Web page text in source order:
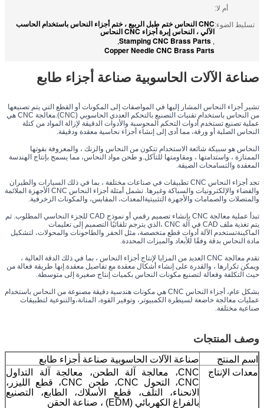
أم لا:
تسليط الضوء: CNC النحاس ختم طبل الربيع ، ختم أجزاء النحاس باستخدام الحاسب
الآلي ، النحاس إبرة أجزاء CNC النحاس
,
Stamping CNC Brass Parts
,
Copper Needle CNC Brass Parts
صناعة الآلات الحاسوبية صناعة أجزاء طابع
تشير أجزاء النحاس المشار إليها في المواصفات إلى المكونات أو القطع التي يتم تصنيعها
من النحاس باستخدام تقنيات التصنيع بالتحكم العددي الحاسوبي (CNC).معالجة CNC هي
عملية تصنيع تستخدم أدوات التحكم المحوسبة والأدوات الدقيقة لإزالة المواد من كتلة
النحاس الصلبة أو ورقة، مما أدى إلى إنشاء أجزاء نحاسية معقدة ودقيقة.
النحاس هو سبيكة شائعة الاستخدام تتكون من النحاس والزنك ، والمعروفة بقوتها
الممتازة ، واستدامتها ، ومقاومتها للتآكل.و طحن مواد النحاس، مما يسمح بإنتاج الهندسة
المعقدة والتسامحات الضيقة.
تجد أجزاء النحاس CNC تطبيقات في صناعات مختلفة ، بما في ذلك السيارات والطيران
والفضاء والإلكترونيات والسباكة وغيرها. تشمل أمثلة أجزاء النحاس CNC الأجهزة الملائمة
والمتصلات والصمامات والأجهزة التثبيتيةالمعدات، المقابس، والمكونات الزخرفية.
تبدأ عملية معالجة CNC بإنشاء تصميم رقمي أو نموذج CAD للجزء النحاسي المطلوب. ثم
يتم تغذية ملف CAD في آلة CNC ،الذي يترجم تلقائيًا التصميم إلى تعليمات
الماكينةتستخدم الآلة أدوات قطع متخصصة، مثل الحفر والطاحونات والمحولات، لتشكيل
مادة النحاس بدقة وفقًا للأبعاد والميزات المحددة.
تقدم معالجة CNC العديد من المزايا لإنتاج أجزاء النحاس ، بما في ذلك الدقة العالية ،
ويمكن تكرارها ، والقدرة على إنشاء أشكال معقدة مع تفاصيل معقدة.إنها طريقة فعالة من
حيث التكلفة وفعالة لتصنيع مكونات النحاس بكميات إنتاج صغيرة إلى متوسطة.
بشكل عام، أجزاء النحاس CNC هي مكونات هندسية دقيقة مصنوعة من النحاس باستخدام
عمليات معالجة خاضعة لسيطرة الكمبيوتر، وتوفير القوة، المتانة،والتنوعية لتطبيقات
صناعية مختلفة.
وصف المنتجات
اسم المنتج
صناعة الآلات الحاسوبية صناعة أجزاء طابع
معدات الإنتاج
CNC، معالجة آلة الطحن، معالجة آلة التداول
CNC، التحول CNC، طحن CNC، قطع الليزر،
الانحناء، التلف، قطع الأسلاك، الطابع، التصنيع
بالفراغ الكهربائي (EDM) ، صناعة الحقن